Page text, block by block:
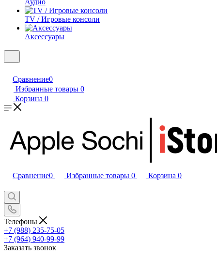
Аудио
TV / Игровые консоли
Аксессуары
Сравнение0
Избранные товары 0
Корзина 0
Сравнение0 Избранные товары 0 Корзина 0
Телефоны
+7 (988) 235-75-05
+7 (964) 940-99-99
Заказать звонок